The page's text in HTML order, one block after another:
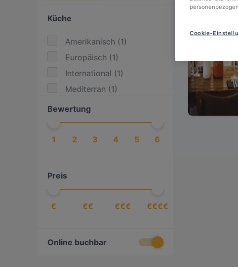
Küche
Amerikanisch (1)
Europäisch (1)
International (1)
Mediterran (1)
Bewertung
1 2 3 4 5 6
Preis
€ €€ €€€ €€€€
Online buchbar
Cookie-